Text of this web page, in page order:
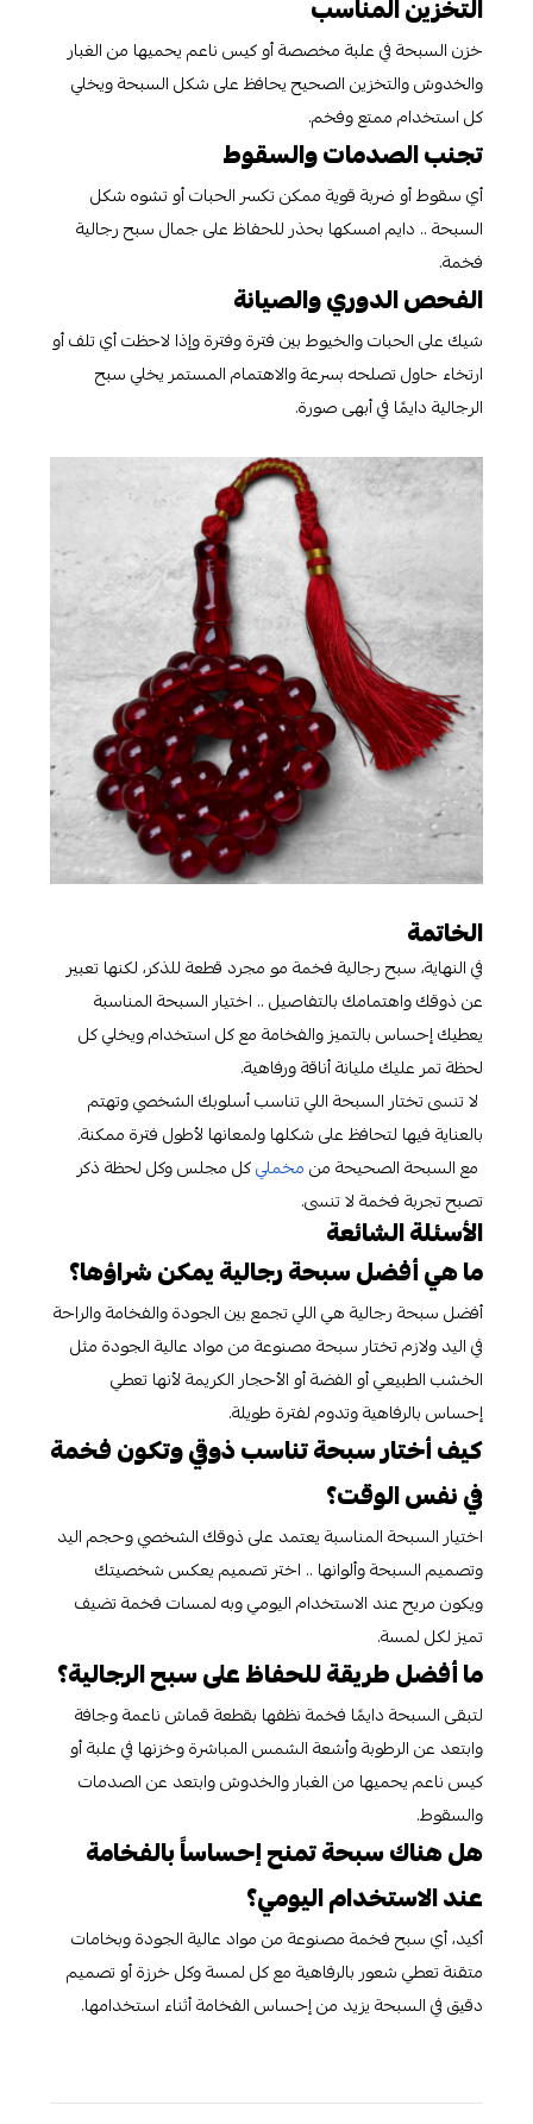
التخزين المناسب
خزن السبحة في علبة مخصصة أو كيس ناعم يحميها من الغبار
والخدوش والتخزين الصحيح يحافظ على شكل السبحة ويخلي
كل استخدام ممتع وفخم.
تجنب الصدمات والسقوط
أي سقوط أو ضربة قوية ممكن تكسر الحبات أو تشوه شكل
السبحة .. دايم امسكها بحذر للحفاظ على جمال سبح رجالية
فخمة.
الفحص الدوري والصيانة
شيك على الحبات والخيوط بين فترة وفترة وإذا لاحظت أي تلف أو
ارتخاء حاول تصلحه بسرعة والاهتمام المستمر يخلي سبح
الرجالية دايمًا في أبهى صورة.
الخاتمة
في النهاية، سبح رجالية فخمة مو مجرد قطعة للذكر، لكنها تعبير
عن ذوقك واهتمامك بالتفاصيل .. اختيار السبحة المناسبة
يعطيك إحساس بالتميز والفخامة مع كل استخدام ويخلي كل
لحظة تمر عليك مليانة أناقة ورفاهية.
لا تنسى تختار السبحة اللي تناسب أسلوبك الشخصي وتهتم
بالعناية فيها لتحافظ على شكلها ولمعانها لأطول فترة ممكنة.
مع السبحة الصحيحة منمخمليكل مجلس وكل لحظة ذكر
تصبح تجربة فخمة لا تنسى.
الأسئلة الشائعة
ما هي أفضل سبحة رجالية يمكن شراؤها؟
أفضل سبحة رجالية هي اللي تجمع بين الجودة والفخامة والراحة
في اليد ولازم تختار سبحة مصنوعة من مواد عالية الجودة مثل
الخشب الطبيعي أو الفضة أو الأحجار الكريمة لأنها تعطي
إحساس بالرفاهية وتدوم لفترة طويلة.
كيف أختار سبحة تناسب ذوقي وتكون فخمة
في نفس الوقت؟
اختيار السبحة المناسبة يعتمد على ذوقك الشخصي وحجم اليد
وتصميم السبحة وألوانها .. اختر تصميم يعكس شخصيتك
ويكون مريح عند الاستخدام اليومي وبه لمسات فخمة تضيف
تميز لكل لمسة.
ما أفضل طريقة للحفاظ على سبح الرجالية؟
لتبقى السبحة دايمًا فخمة نظفها بقطعة قماش ناعمة وجافة
وابتعد عن الرطوبة وأشعة الشمس المباشرة وخزنها في علبة أو
كيس ناعم يحميها من الغبار والخدوش وابتعد عن الصدمات
والسقوط.
هل هناك سبحة تمنح إحساساً بالفخامة
عند الاستخدام اليومي؟
أكيد، أي سبح فخمة مصنوعة من مواد عالية الجودة وبخامات
متقنة تعطي شعور بالرفاهية مع كل لمسة وكل خرزة أو تصميم
دقيق في السبحة يزيد من إحساس الفخامة أثناء استخدامها.